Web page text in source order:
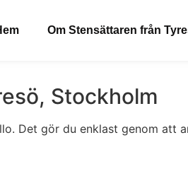
Om Stensättaren från
Stockholm
Det gör du enklast genom att